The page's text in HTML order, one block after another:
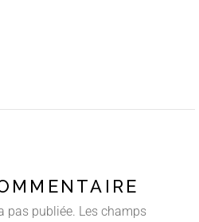
pas publiée. Les champs